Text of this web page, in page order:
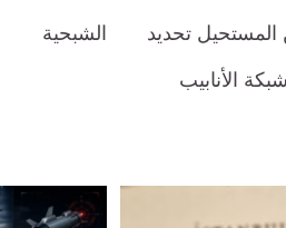
تحديد
الأنابيب
الشبحية